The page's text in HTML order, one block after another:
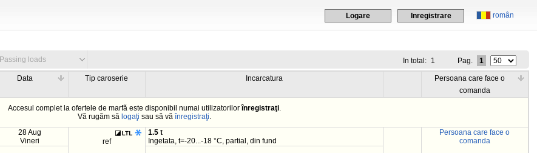
român
Logare Inregistrare
Passing loads In total: 1 Pag. 1
Data Tip caroserie Incarcatura
Persoana care face o
comanda
Accesul complet la ofertele de marfă este disponibil numai utilizatorilorînregistraţi.
Vă rugăm să logaţi sau să vă înregistraţi.
28 Aug
Vineri
ref
1.5 t
Ingetata, t=-20...-18 °C, partial, din fund
Persoana care face o
comanda